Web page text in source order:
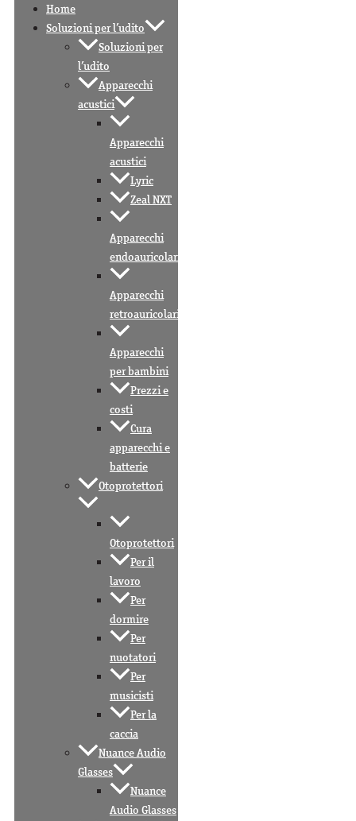
Home
Soluzioni per l’udito
Soluzioni per
l’udito
Apparecchi
acustici
Apparecchi
acustici
Lyric
Zeal NXT
Apparecchi
endoauricolari
Apparecchi
retroauricolari
Apparecchi
per bambini
Prezzi e
costi
Cura
apparecchi e
batterie
Otoprotettori
Otoprotettori
Per il
lavoro
Per
dormire
Per
nuotatori
Per
musicisti
Per la
caccia
Nuance Audio
Glasses
Nuance
Audio Glasses